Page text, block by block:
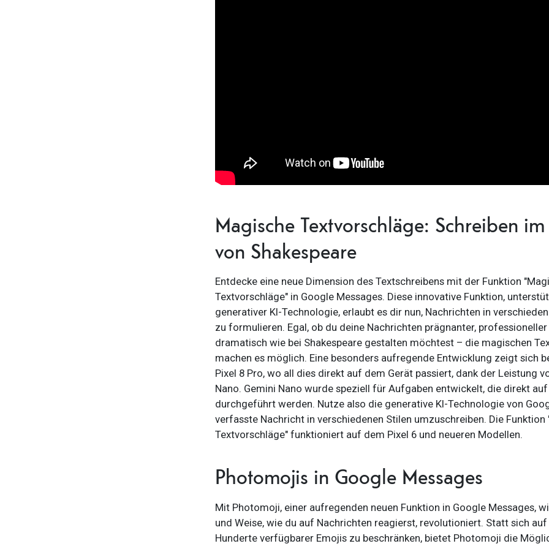
Magische Textvorschläge: Schreiben
von Shakespeare
Entdecke eine neue Dimension des Textschreibens mit der Funktion
Textvorschläge" in Google Messages. Diese innovative Funktion,
generativer KI-Technologie, erlaubt es dir nun, Nachrichten in
zu formulieren. Egal, ob du deine Nachrichten prägnanter,
dramatisch wie bei Shakespeare gestalten möchtest – die magischen
machen es möglich. Eine besonders aufregende Entwicklung zeigt sich
Pixel 8 Pro, wo all dies direkt auf dem Gerät passiert, dank der Leistung
Nano. Gemini Nano wurde speziell für Aufgaben entwickelt, die direkt
durchgeführt werden. Nutze also die generative KI-Technologie von
verfasste Nachricht in verschiedenen Stilen umzuschreiben. Die Funktion
Textvorschläge" funktioniert auf dem Pixel 6 und neueren Modellen.
Photomojis in Google Messages
Mit Photomoji, einer aufregenden neuen Funktion in Google Messages,
und Weise, wie du auf Nachrichten reagierst, revolutioniert. Statt sich
Hunderte verfügbarer Emojis zu beschränken, bietet Photomoji die